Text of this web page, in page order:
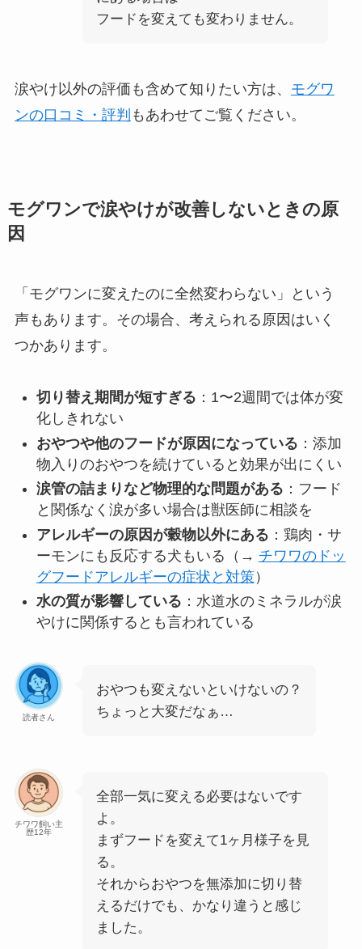
フードを変えても変わりません。
涙やけ以外の評価も含めて知りたい方は、 モグワ
ンの口コミ・評判 もあわせてご覧ください。
モグワンで涙やけが改善しないときの原
因
「モグワンに変えたのに全然変わらない」という
声もあります。その場合、考えられる原因はいく
つかあります。
切り替え期間が短すぎる ：1〜2週間では体が変
化しきれない
おやつや他のフードが原因になっている ：添加
物入りのおやつを続けていると効果が出にくい
涙管の詰まりなど物理的な問題がある ：フード
と関係なく涙が多い場合は獣医師に相談を
アレルギーの原因が穀物以外にある ：鶏肉・サ
ーモンにも反応する犬もいる（→ チワワのドッ
グフードアレルギーの症状と対策）
水の質が影響している ：水道水のミネラルが涙
やけに関係するとも言われている
読者さん
おやつも変えないといけないの？
ちょっと大変だなぁ…
チワワ飼い主
歴12年
全部一気に変える必要はないです
よ。
まずフードを変えて1ヶ月様子を見
る。
それからおやつを無添加に切り替
えるだけでも、かなり違うと感じ
ました。